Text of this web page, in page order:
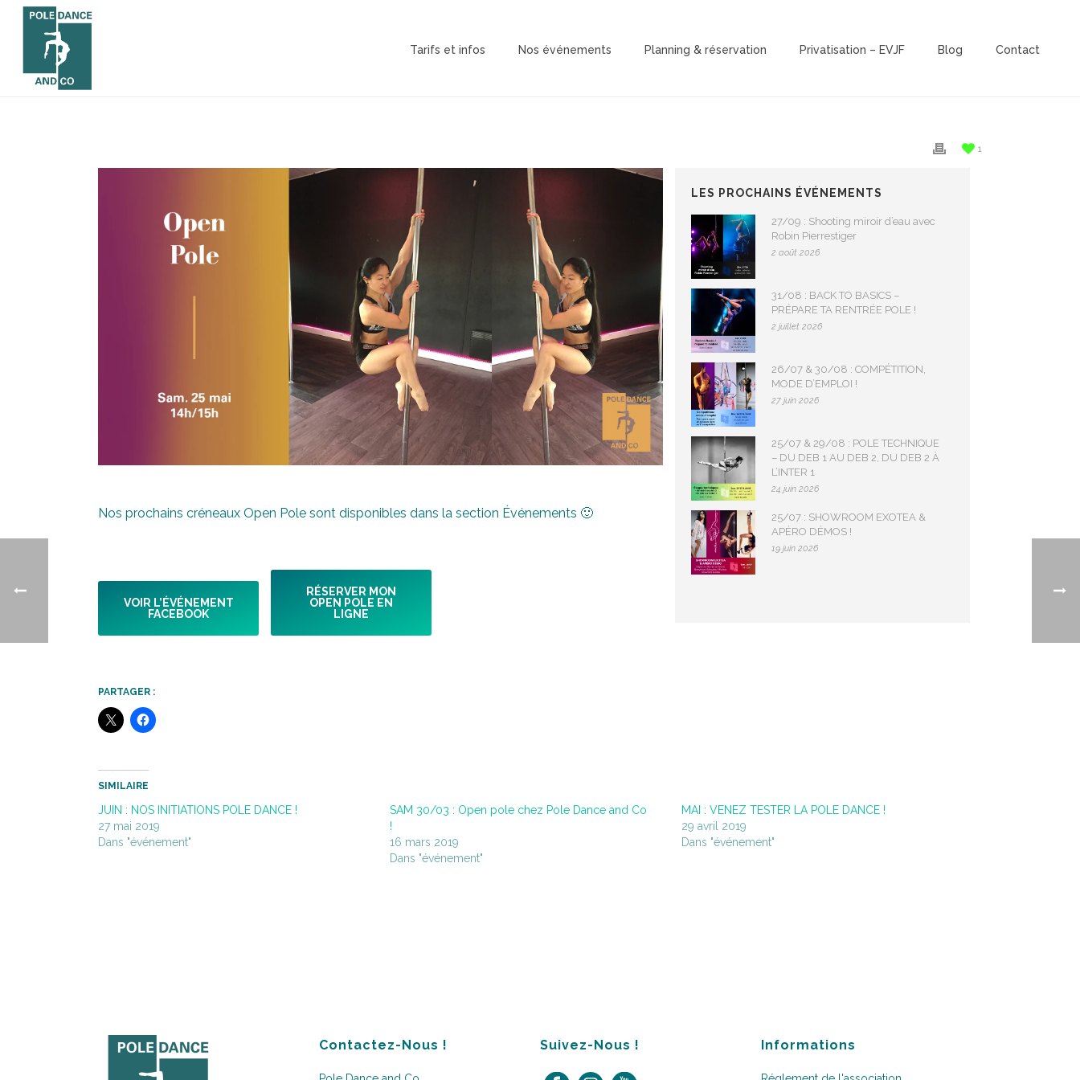
Tarifs et infos Nos événements Planning & réservation Privatisation – EVJF Blog Contact
1
Nos prochains créneaux Open Pole sont disponibles dans la section Événements 🙂
VOIR L’ÉVÉNEMENT
FACEBOOK
RÉSERVER MON
OPEN POLE EN
LIGNE
LES PROCHAINS ÉVÉNEMENTS
27/09 : Shooting miroir d’eau avec
Robin Pierrestiger
2 août 2026
31/08 : BACK TO BASICS –
PRÉPARE TA RENTRÉE POLE !
2 juillet 2026
26/07 & 30/08 : COMPÉTITION,
MODE D’EMPLOI !
27 juin 2026
25/07 & 29/08 : POLE TECHNIQUE
– DU DEB 1 AU DEB 2, DU DEB 2 À
L’INTER 1
24 juin 2026
25/07 : SHOWROOM EXOTEA &
APÉRO DÉMOS !
19 juin 2026
PARTAGER :
SIMILAIRE
JUIN : NOS INITIATIONS POLE DANCE !
27 mai 2019
Dans "événement"
SAM 30/03 : Open pole chez Pole Dance and Co
!
16 mars 2019
Dans "événement"
MAI : VENEZ TESTER LA POLE DANCE !
29 avril 2019
Dans "événement"
Contactez-Nous ! Suivez-Nous ! Informations